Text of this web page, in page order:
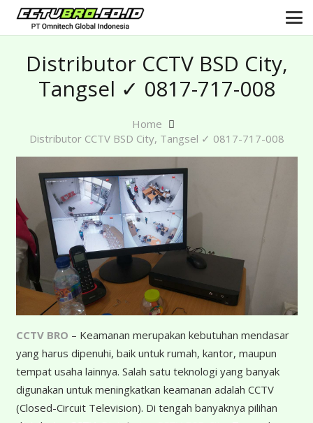
Distributor CCTV BSD City,
Tangsel ✓ 0817-717-008
Home
Distributor CCTV BSD City, Tangsel ✓ 0817-717-008
CCTV BRO – Keamanan merupakan kebutuhan mendasar
yang harus dipenuhi, baik untuk rumah, kantor, maupun
tempat usaha lainnya. Salah satu teknologi yang banyak
digunakan untuk meningkatkan keamanan adalah CCTV
(Closed-Circuit Television). Di tengah banyaknya pilihan